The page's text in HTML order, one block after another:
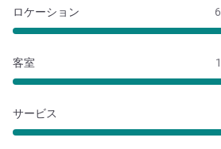
ロケーション
客室
サービス